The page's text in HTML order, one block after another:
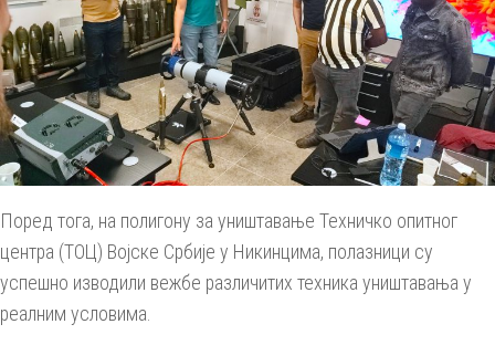
Поред тога, на полигону за уништавање Техничко опитног
центра (ТОЦ) Војске Србије у Никинцима, полазници су
успешно изводили вежбе различитих техника уништавања у
реалним условима.